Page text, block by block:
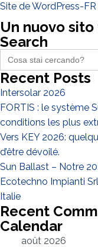
Site de WordPress-FR
Un nuovo
Search
Search
for:
Recent Posts
Intersolar 2026
FORTIS : le système
conditions les plus
Vers KEY 2026:
d’être dévoilé.
Sun Ballast – Notre
Ecotechno Impianti
Italie
Recent
Calendar
août 2026
J'ai lu et